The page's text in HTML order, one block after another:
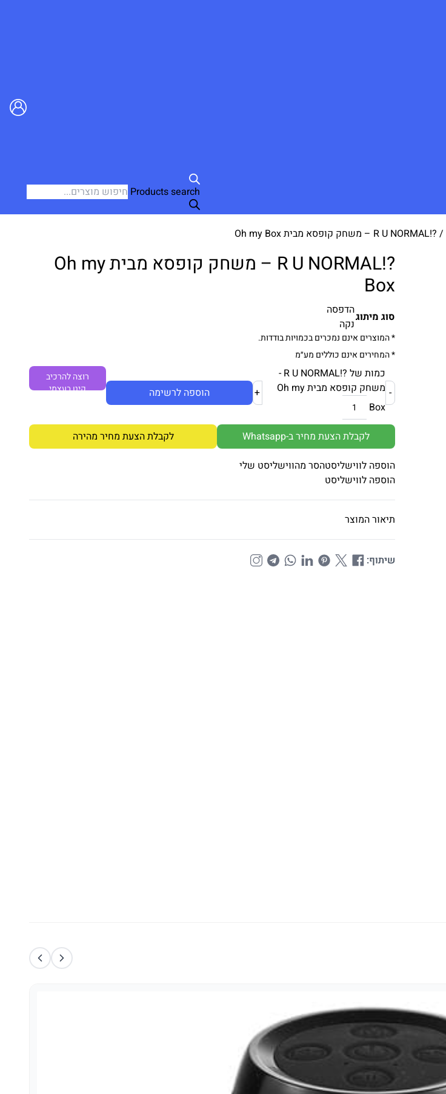
Products search
/ ?!R U NORMAL – משחק קופסא מבית Oh my Box
?!R U NORMAL – משחק קופסא מבית Oh my
Box
סוג מיתוגהדפסה
נקה
* המוצרים אינם נמכרים בכמויות בודדות.
* המחירים אינם כוללים מע״מ
-
כמות של ?!R U NORMAL -
משחק קופסא מבית Oh my
Box
+ הוספה לרשימה
רוצה להרכיב
קיט בעצמי
לקבלת הצעת מחיר ב-Whatsapp
לקבלת הצעת מחיר מהירה
הוספה לווישליסטהסר מהווישליסט שלי
הוספה לווישליסט
תיאור המוצר
שיתוף: